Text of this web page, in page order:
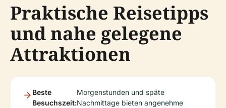
Praktische Reisetipps
und nahe gelegene
Attraktionen
Beste
Besuchszeit:
Morgenstunden und späte
Nachmittage bieten angenehme